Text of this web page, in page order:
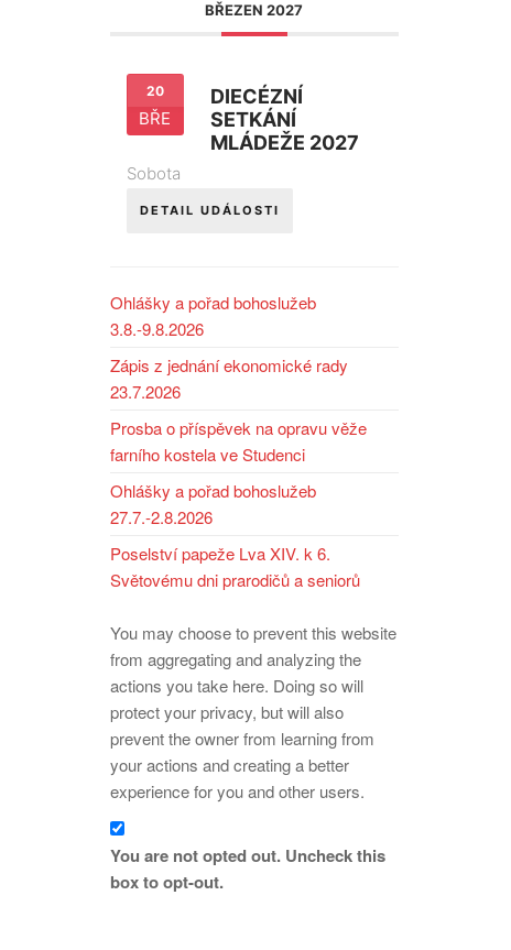
BŘEZEN 2027
20
BŘE
DIECÉZNÍ
SETKÁNÍ
MLÁDEŽE 2027
Sobota
DETAIL UDÁLOSTI
Ohlášky a pořad bohoslužeb
3.8.-9.8.2026
Zápis z jednání ekonomické rady
23.7.2026
Prosba o příspěvek na opravu věže
farního kostela ve Studenci
Ohlášky a pořad bohoslužeb
27.7.-2.8.2026
Poselství papeže Lva XIV. k 6.
Světovému dni prarodičů a seniorů
You may choose to prevent this website
from aggregating and analyzing the
actions you take here. Doing so will
protect your privacy, but will also
prevent the owner from learning from
your actions and creating a better
experience for you and other users.
You are not opted out. Uncheck this
box to opt-out.